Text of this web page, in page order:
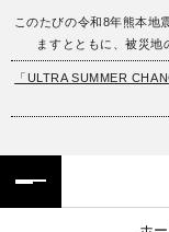
このたびの令和8年熊本地
ますとともに、被災地
「ULTRA SUMMER
フロアガイド
施設案内・ア
ENGLISH
繁体字